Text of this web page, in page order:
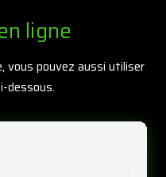
ligne
vous pouvez aussi utiliser
dessous.